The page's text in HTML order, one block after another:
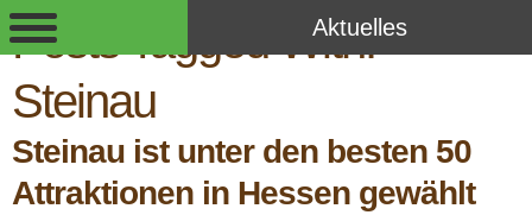
Aktuelles
Posts Tagged With:
Steinau
Steinau ist unter den besten 50
Attraktionen in Hessen gewählt